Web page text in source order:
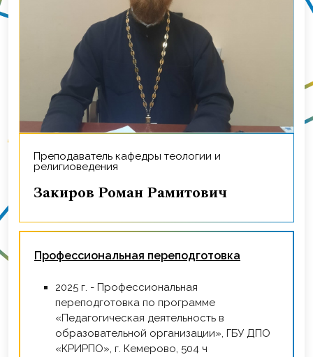
Преподаватель кафедры теологии и
религиоведения
Закиров Роман Рамитович
Профессиональная переподготовка
2025 г. - Профессиональная
переподготовка по программе
«Педагогическая деятельность в
образовательной организации», ГБУ ДПО
«КРИРПО», г. Кемерово, 504 ч